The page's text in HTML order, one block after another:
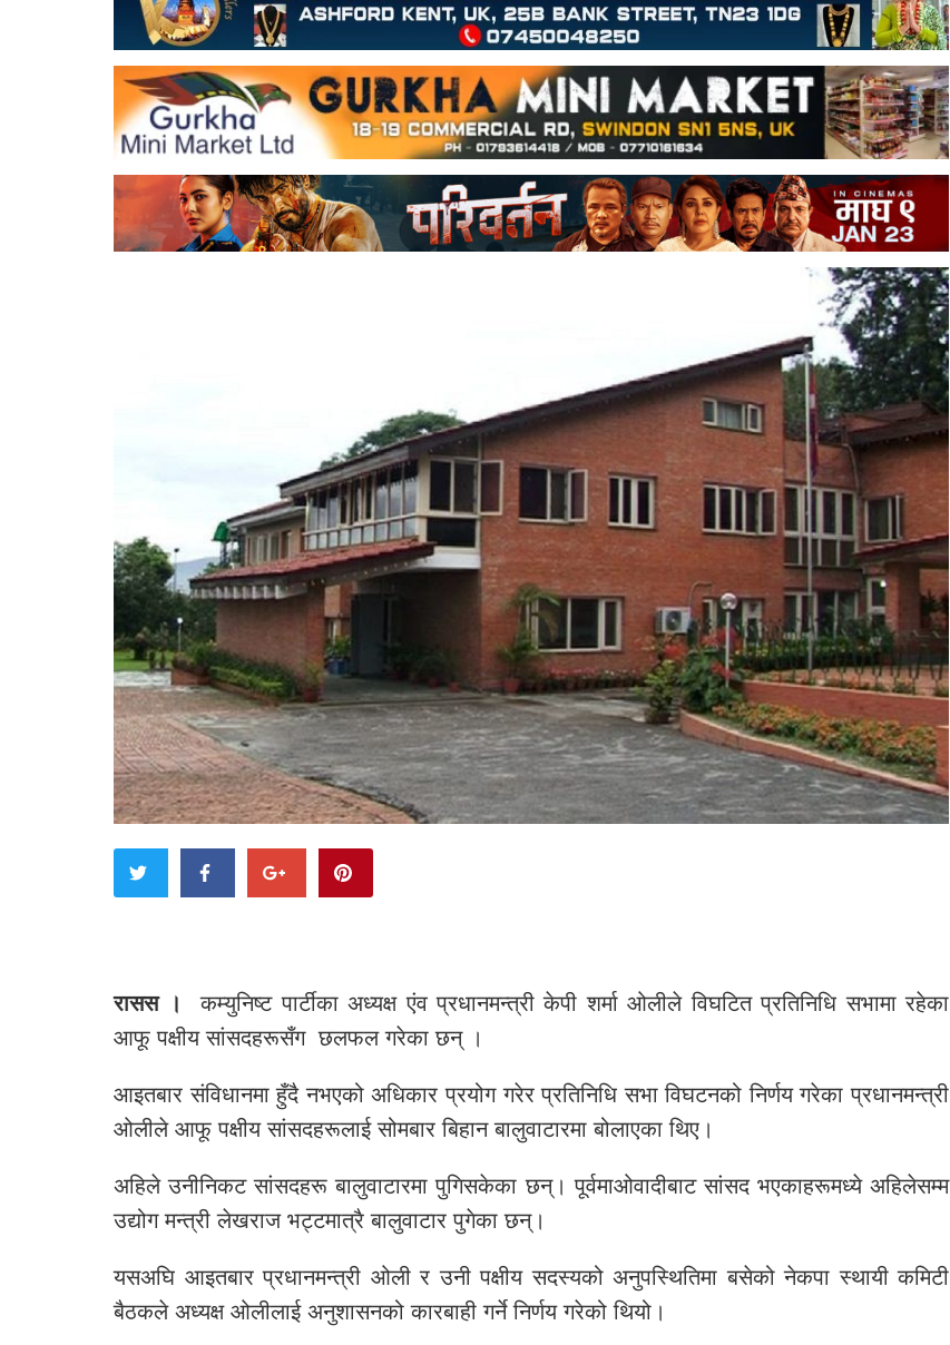
रासस ।
कम्युनिष्ट पार्टीका अध्यक्ष एंव प्रधानमन्त्री केपी शर्मा ओलीले विघटित प्रतिनिधि सभामा रहेका
आफू पक्षीय सांसदहरूसँग छलफल गरेका छन् ।
आइतबार संविधानमा हुँदै नभएको अधिकार प्रयोग गरेर प्रतिनिधि सभा विघटनको निर्णय गरेका प्रधानमन्त्री
ओलीले आफू पक्षीय सांसदहरूलाई सोमबार बिहान बालुवाटारमा बोलाएका थिए।
अहिले उनीनिकट सांसदहरू बालुवाटारमा पुगिसकेका छन्। पूर्वमाओवादीबाट सांसद भएकाहरूमध्ये अहिलेसम्म
उद्योग मन्त्री लेखराज भट्टमात्रै बालुवाटार पुगेका छन्।
यसअघि आइतबार प्रधानमन्त्री ओली र उनी पक्षीय सदस्यको अनुपस्थितिमा बसेको नेकपा स्थायी कमिटी
बैठकले अध्यक्ष ओलीलाई अनुशासनको कारबाही गर्ने निर्णय गरेको थियो।